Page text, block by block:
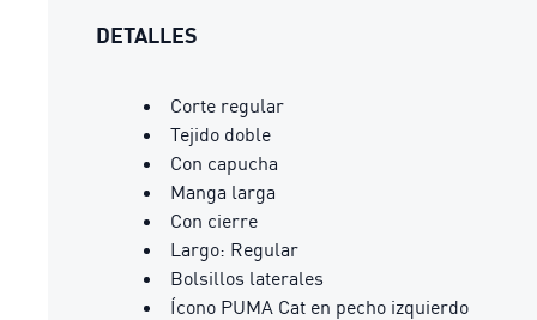
DETALLES
Corte regular
Tejido doble
Con capucha
Manga larga
Con cierre
Largo: Regular
Bolsillos laterales
Ícono PUMA Cat en pecho izquierdo